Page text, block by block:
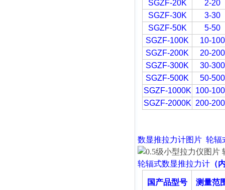
SGZF-20K
2-20
SGZF-30K
3-30
SGZF-50K
5-50
SGZF-100K
10-100
SGZF-200K
20-200
SGZF-300K
30-300
SGZF-500K
50-500
SGZF-1000K 100-
SGZF-2000K 200-
数显推拉力计图片 轮辐
轮辐式数显推拉力计 （
国产品型号 测量范